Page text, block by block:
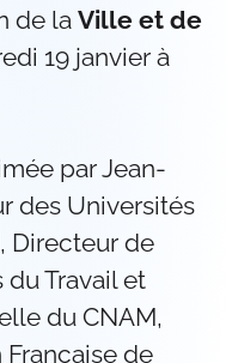
de laVille et de
19 janvier à
par Jean-
des Universités
Directeur de
du Travail et
du CNAM,
Française de